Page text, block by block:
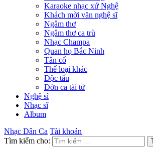
Karaoke nhạc xứ Nghệ
Khách mời văn nghệ sĩ
Ngâm thơ
Ngâm thơ ca trù
Nhạc Champa
Quan họ Bắc Ninh
Tân cổ
Thể loại khác
Độc tấu
Đờn ca tài tử
Nghệ sĩ
Nhạc sĩ
Album
Nhạc Dân Ca Tài khoản
Tìm kiếm cho: